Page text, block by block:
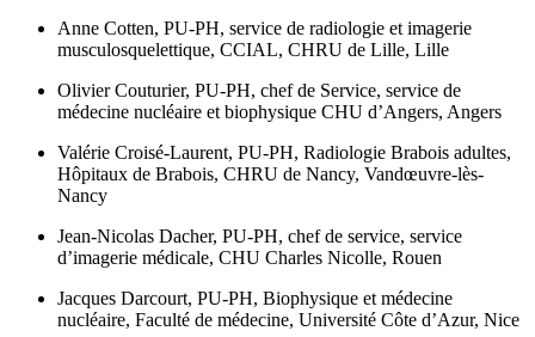
Anne Cotten, PU-PH, service de radiologie et imagerie
musculosquelettique, CCIAL, CHRU de Lille, Lille
Olivier Couturier, PU-PH, chef de Service, service de
médecine nucléaire et biophysique CHU d’Angers, Angers
Valérie Croisé-Laurent, PU-PH, Radiologie Brabois adultes,
Hôpitaux de Brabois, CHRU de Nancy, Vandœuvre-lès-
Nancy
Jean-Nicolas Dacher, PU-PH, chef de service, service
d’imagerie médicale, CHU Charles Nicolle, Rouen
Jacques Darcourt, PU-PH, Biophysique et médecine
nucléaire, Faculté de médecine, Université Côte d’Azur, Nice